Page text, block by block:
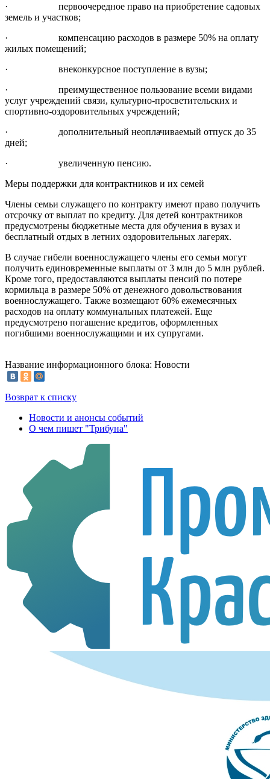
· первоочередное право на приобретение садовых
земель и участков;
· компенсацию расходов в размере 50% на оплату
жилых помещений;
· внеконкурсное поступление в вузы;
· преимущественное пользование всеми видами
услуг учреждений связи, культурно-просветительских и
спортивно-оздоровительных учреждений;
· дополнительный неоплачиваемый отпуск до 35
дней;
· увеличенную пенсию.
Меры поддержки для контрактников и их семей
Члены семьи служащего по контракту имеют право получить
отсрочку от выплат по кредиту. Для детей контрактников
предусмотрены бюджетные места для обучения в вузах и
бесплатный отдых в летних оздоровительных лагерях.
В случае гибели военнослужащего члены его семьи могут
получить единовременные выплаты от 3 млн до 5 млн рублей.
Кроме того, предоставляются выплаты пенсий по потере
кормильца в размере 50% от денежного довольствования
военнослужащего. Также возмещают 60% ежемесячных
расходов на оплату коммунальных платежей. Еще
предусмотрено погашение кредитов, оформленных
погибшими военнослужащими и их супругами.
Название информационного блока: Новости
Возврат к списку
Новости и анонсы событий
О чем пишет "Трибуна"